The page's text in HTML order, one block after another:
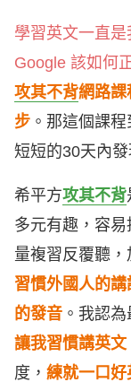
學習英文一直
Google 該如何
攻其不背網路課
步 。那這個課
短短的30天內
希平方攻其不背
多元有趣，容
量複習反覆聽，
習慣外國人的
的發音 。我認
讓我習慣講英文
度， 練就一口好